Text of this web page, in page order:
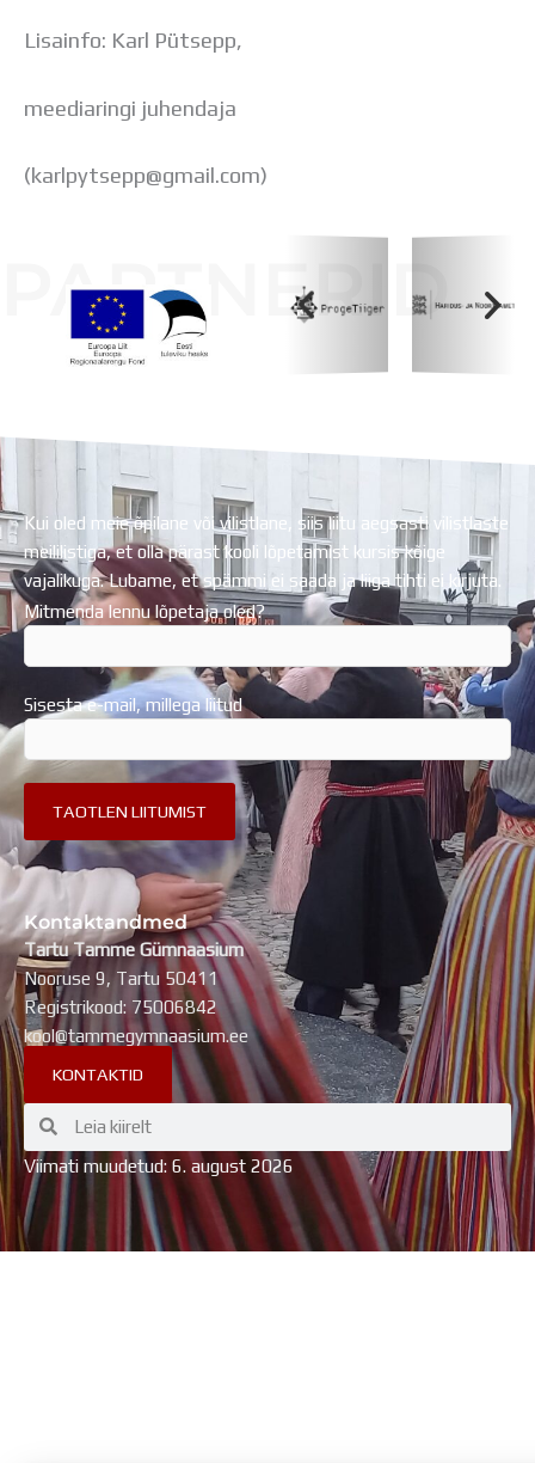
Dokumendid
Lapsevanemale
Virtuaaltuur
Lisainfo: Karl Pütsepp,
meediaringi juhendaja
(karlpytsepp@gmail.com)
PARTNERID
Kui oled meie õpilane või vilistlane, siis liitu aegsasti vilistlaste
meililistiga, et olla pärast kooli lõpetamist kursis kõige
vajalikuga. Lubame, et spämmi ei saada ja liiga tihti ei kirjuta.
Mitmenda lennu lõpetaja oled?
Sisesta e-mail, millega liitud
Kontaktandmed
Tartu Tamme Gümnaasium
Nooruse 9, Tartu 50411
Registrikood: 75006842
kool@tammegymnaasium.ee
KONTAKTID
SearchSearch
Viimati muudetud: 6. august 2026